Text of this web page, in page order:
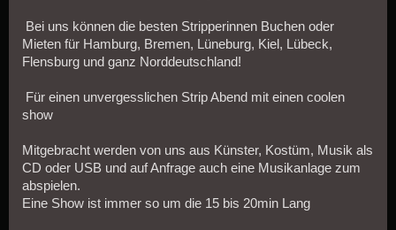
Bei uns können die besten Stripperinnen Buchen oder
Mieten für Hamburg, Bremen, Lüneburg, Kiel, Lübeck,
Flensburg und ganz Norddeutschland!
Für einen unvergesslichen Strip Abend mit einen coolen
show
Mitgebracht werden von uns aus Künster, Kostüm, Musik als
CD oder USB und auf Anfrage auch eine Musikanlage zum
abspielen.
Eine Show ist immer so um die 15 bis 20min Lang